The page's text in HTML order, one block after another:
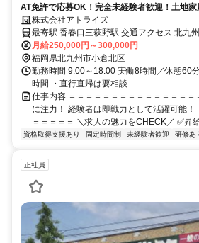
AT免許で応募OK！完全未経験者歓迎！土地
ア形成を目指せる
株式会社アトライズ
最寄駅 香春口三萩野駅 交通アクセス 北九州モノレール「香春口三萩
野駅」より徒歩5分
月給250,000円～300,000円
福岡県北九州市小倉北区
勤務時間 9:00～18:00 実働8時間／休憩60
時間 ・直行直帰は要相談
仕事内容 ＝＝＝＝＝＝＝＝＝＝＝＝＝＝
に注力！ 経験者は即戦力として活躍可能！
＝＝＝＝＝ ＼求人の魅力をCHECK／ ✅昇
資格取得支援あり 固定時間制 未経験者歓迎 研修あ
正社員